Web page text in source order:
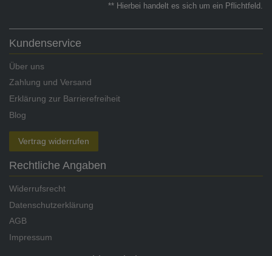
** Hierbei handelt es sich um ein Pflichtfeld.
Kundenservice
Über uns
Zahlung und Versand
Erklärung zur Barrierefreiheit
Blog
Vertrag widerrufen
Rechtliche Angaben
Widerrufsrecht
Datenschutzerklärung
AGB
Impressum